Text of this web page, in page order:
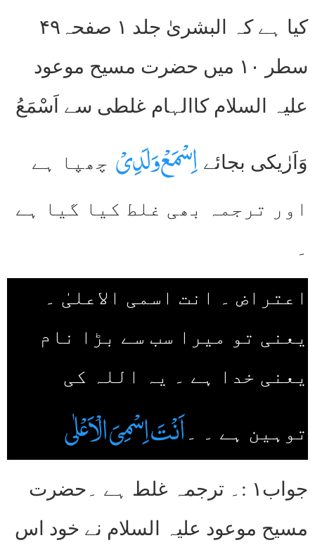
کیا ہے کہ البشریٰ جلد ۱ صفحہ۴۹
سطر ۱۰ میں حضرت مسیح موعود
علیہ السلام کاالہام غلطی سے اَسْمَعُ
وَاَرٰیکی بجائے اِسْمَعْ وَلَدِیْ چھپا ہے
اور ترجمہ بھی غلط کیا گیا ہے
۔
اعتراض ۔ انت اسمی الاعلیٰ ۔
یعنی تو میرا سب سے بڑا نام
یعنی خدا ہے ۔ یہ اللہ کی
توہین ہے ۔ ۔ اَنْتَ اِسْمِیَ الْاَعْلٰی
جواب۱ :۔ ترجمہ غلط ہے ۔حضرت
مسیح موعود علیہ السلام نے خود اس